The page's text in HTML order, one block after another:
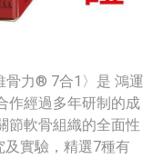
骨力® 7合1〉是 鴻運
作經過多年研制的成
節軟骨組織的全面性
實驗，精選7種有